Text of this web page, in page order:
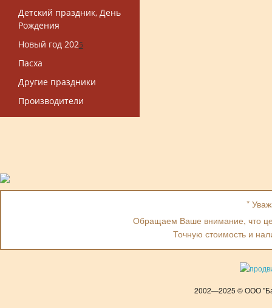
Детский праздник, День
Рождения
Новый год 2025
Пасха
Другие праздники
Производители
*
Обращаем Ваше внимание, что
Точную стоимость и
2002—2025 © ООО